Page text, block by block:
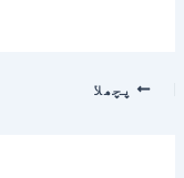
پچھلا